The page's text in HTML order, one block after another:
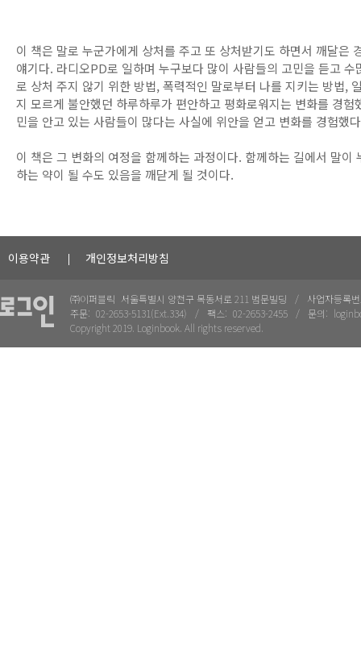
이 책은 말로 누군가에게 상처를 주고 또 상처받기도 하면서 깨달
얘기다. 라디오PD로 일하며 누구보다 많이 사람들의 고민을 듣고
로 상처 주지 않기 위한 방법, 폭력적인 말로부터 나를 지키는 방법,
지 모르게 불안했던 하루하루가 편안하고 평화로워지는 변화를 경
민을 안고 있는 사람들이 많다는 사실에 위안을 얻고 변화를 경험했
이 책은 그 변화의 여정을 함께하는 과정이다. 함께하는 길에서 말
하는 약이 될 수도 있음을 깨닫게 될 것이다.
이용약관 개인정보처리방침
㈜이퍼블릭 서울특별시 양천구 목동서로 211 범문빌딩
사업자등록
주문: 02-2653-5131(Ext.334) 팩스: 02-2653-2455 문의:
Copyright 2019. Loginbook. All rights reserved.